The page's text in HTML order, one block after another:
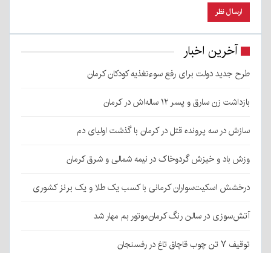
آخرین اخبار
طرح جدید دولت برای رفع سوءتغذیه کودکان کرمان
بازداشت زن سارق و پسر ۱۲ ساله‌اش در کرمان
سازش در سه پرونده قتل در کرمان با گذشت اولیای دم
وزش باد و خیزش گردوخاک در نیمه شمالی و شرق کرمان
درخشش اسکیت‌سواران کرمانی با کسب یک طلا و یک برنز کشوری
آتش‌سوزی در سالن رنگ کرمان‌موتور بم مهار شد
توقیف ۷ تن چوب قاچاق تاغ در رفسنجان